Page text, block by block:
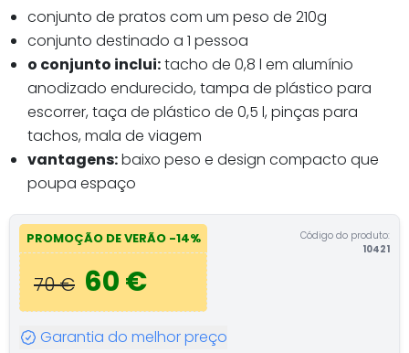
conjunto de pratos com um peso de 210g
conjunto destinado a 1 pessoa
o conjunto inclui:tacho de 0,8 l em alumínio
anodizado endurecido, tampa de plástico para
escorrer, taça de plástico de 0,5 l, pinças para
tachos, mala de viagem
vantagens:baixo peso e design compacto que
poupa espaço
PROMOÇÃO DE VERÃO -14%
70 € 60 €
Código do produto:
10421
Garantia do melhor preço